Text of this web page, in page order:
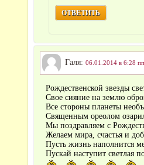
ОТВЕТИТЬ
Галя: 06.01.2014 в 6:28 пп
Рождественской звезды
Свое сияние на землю
Все стороны планеты
Священным ореолом
Мы поздравляем с
Желаем мира, счастья и
Пусть жизнь наполнится
Пускай наступит светлая